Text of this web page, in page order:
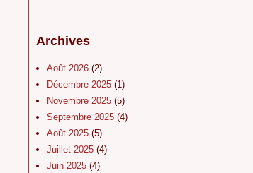
Archives
Août 2026 (2)
Décembre 2025 (1)
Novembre 2025 (5)
Septembre 2025 (4)
Août 2025 (5)
Juillet 2025 (4)
Juin 2025 (4)